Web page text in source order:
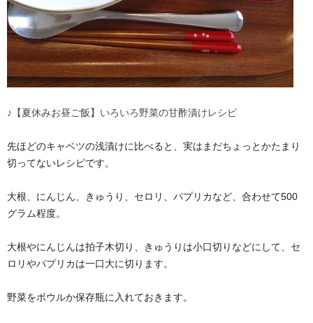
♪【夏休みお昼ご飯】いろいろ野菜の甘酢漬けレシピ
先ほどのキャベツの浅漬けに比べると、実はまだちょっとかたまり
切ってないレシピです。
大根、にんじん、きゅうり、セロリ、パプリカなど、合わせて500
グラム程度。
大根やにんじんは拍子木切り、きゅうりは小口切りなどにして、セ
ロリやパプリカは一口大に切ります。
野菜をボウルか保存瓶に入れておきます。